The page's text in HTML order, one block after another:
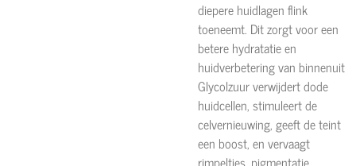
diepere huidlagen flink
toeneemt. Dit zorgt voor een
betere hydratatie en
huidverbetering van binnenuit
Glycolzuur verwijdert dode
huidcellen, stimuleert de
celvernieuwing, geeft de teint
een boost, en vervaagt